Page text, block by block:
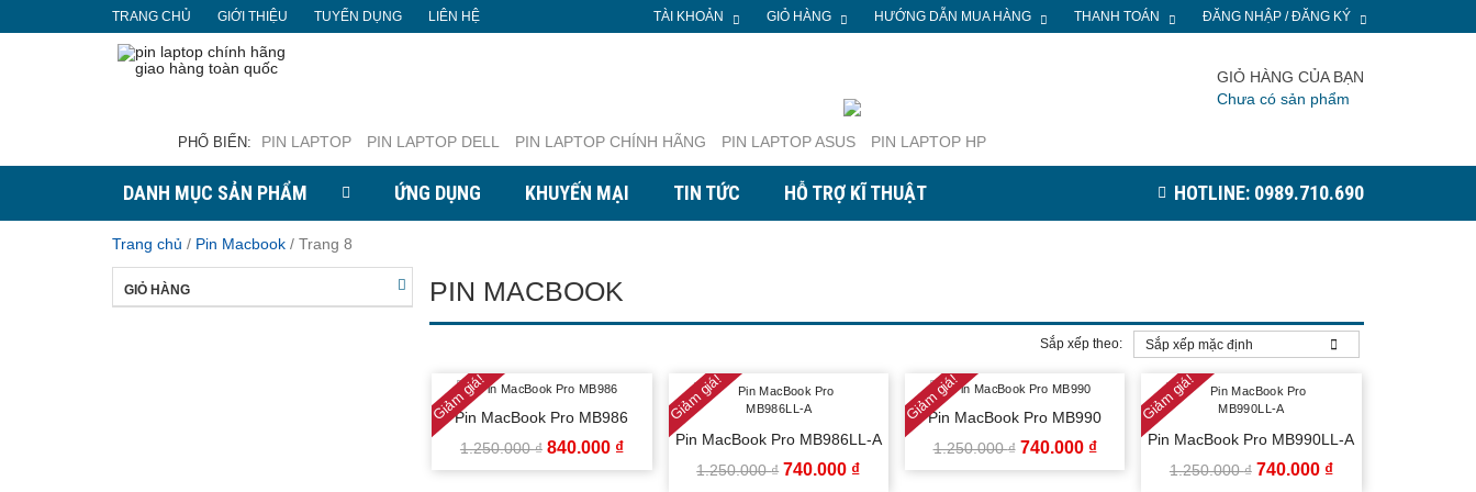
TRANG CHỦ GIỚI THIỆU TUYỂN DỤNG LIÊN HỆ TÀI KHOẢN GIỎ HÀNG HƯỚNG DẪN MUA HÀNG THANH TOÁN ĐĂNG NHẬP / ĐĂNG KÝ
GIỎ HÀNG CỦA BẠN
Chưa có sản phẩm
Để Saclaptopvn.com hỗ trợ bạn
tốt hơn, vui lòng nhấn Like,
Subscribe ...
Kinh doanh Kinh doanh
PHỔ BIẾN: PIN LAPTOP PIN LAPTOP DELL PIN LAPTOP CHÍNH HÃNG PIN LAPTOP ASUS PIN LAPTOP HP
DANH MỤC SẢN PHẨM ỨNG DỤNG KHUYẾN MẠI TIN TỨC HỖ TRỢ KĨ THUẬT HOTLINE: 0989.710.690
Trang chủ / Pin Macbook / Trang 8
GIỎ HÀNG PIN MACBOOK
Sắp xếp theo:
Giảm giá!
Pin MacBook Pro MB986
1.250.000₫ GIÁ
840.000 ₫GIÁ
Giảm giá!
Pin MacBook Pro MB986LL-A
1.250.000₫ GIÁ
740.000 ₫GIÁ
Giảm giá!
Pin MacBook Pro MB990
1.250.000₫ GIÁ
740.000 ₫GIÁ
Giảm giá!
Pin MacBook Pro MB990LL-A
1.250.000₫ GIÁ
740.000 ₫GIÁ